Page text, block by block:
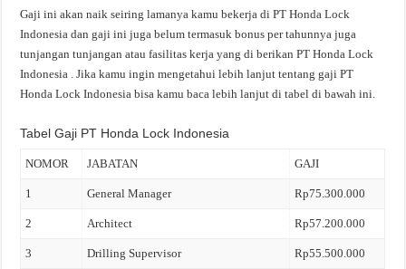
Gaji ini akan naik seiring lamanya kamu bekerja di PT Honda Lock
Indonesia dan gaji ini juga belum termasuk bonus per tahunnya juga
tunjangan tunjangan atau fasilitas kerja yang di berikan PT Honda Lock
Indonesia . Jika kamu ingin mengetahui lebih lanjut tentang gaji PT
Honda Lock Indonesia bisa kamu baca lebih lanjut di tabel di bawah ini.
Tabel Gaji PT Honda Lock Indonesia
NOMOR JABATAN GAJI
1 General Manager Rp75.300.000
2 Architect Rp57.200.000
3 Drilling Supervisor Rp55.500.000